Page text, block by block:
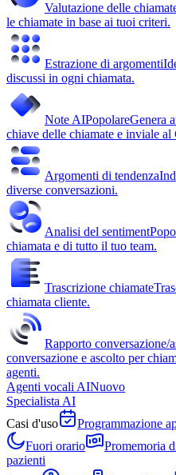
Valutazione delle
le chiamate in base ai tuoi criteri.
Estrazione di argomenti
discussi in ogni chiamata.
Note AIPopolareGenera
chiave delle chiamate e inviale al
Argomenti di tendenza
diverse conversazioni.
Analisi del sentiment
chiamata e di tutto il tuo team.
Trascrizione chiamate
chiamata cliente.
Rapporto conversazione/
conversazione e ascolto per
agenti.
Agenti vocali AINuovo
Specialista AI
Casi d'uso
Programmazione
Fuori orario
Promemoria
pazienti